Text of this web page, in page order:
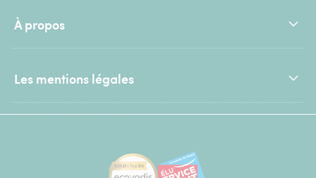
À propos
Les mentions légales